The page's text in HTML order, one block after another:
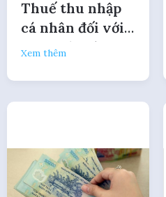
Thuế thu nhập
cá nhân đối với
thu nhập từ
vốn theo NĐ
253/2026
Xem thêm